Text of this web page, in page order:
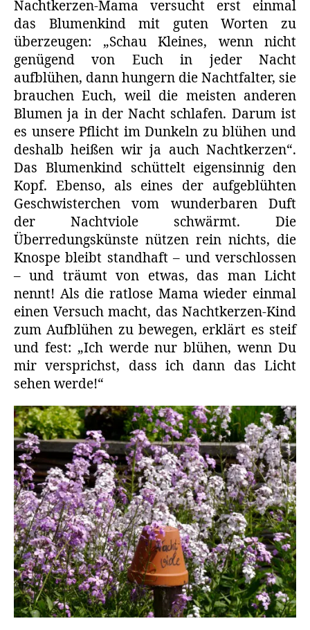
Nachtkerzen-Mama versucht erst einmal
das Blumenkind mit guten Worten zu
überzeugen: „Schau Kleines, wenn nicht
genügend von Euch in jeder Nacht
aufblühen, dann hungern die Nachtfalter, sie
brauchen Euch, weil die meisten anderen
Blumen ja in der Nacht schlafen. Darum ist
es unsere Pflicht im Dunkeln zu blühen und
deshalb heißen wir ja auch Nachtkerzen“.
Das Blumenkind schüttelt eigensinnig den
Kopf. Ebenso, als eines der aufgeblühten
Geschwisterchen vom wunderbaren Duft
der Nachtviole schwärmt. Die
Überredungskünste nützen rein nichts, die
Knospe bleibt standhaft – und verschlossen
– und träumt von etwas, das man Licht
nennt! Als die ratlose Mama wieder einmal
einen Versuch macht, das Nachtkerzen-Kind
zum Aufblühen zu bewegen, erklärt es steif
und fest: „Ich werde nur blühen, wenn Du
mir versprichst, dass ich dann das Licht
sehen werde!“